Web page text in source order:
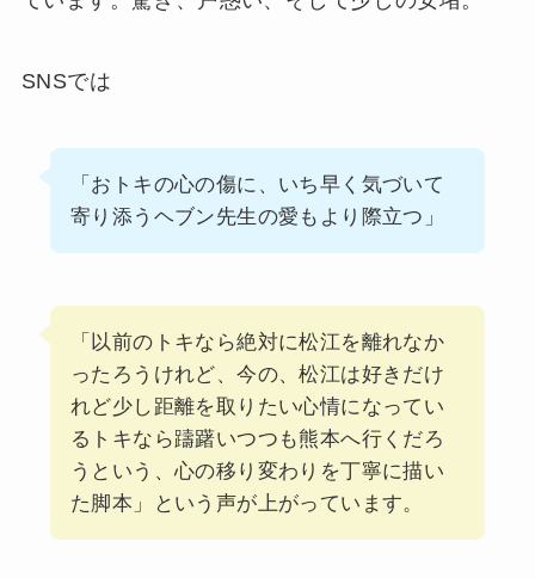
SNSでは
「おトキの心の傷に、いち早く気づいて
寄り添うヘブン先生の愛もより際立つ」
「以前のトキなら絶対に松江を離れなか
ったろうけれど、今の、松江は好きだけ
れど少し距離を取りたい心情になってい
るトキなら躊躇いつつも熊本へ行くだろ
うという、心の移り変わりを丁寧に描い
た脚本」という声が上がっています。